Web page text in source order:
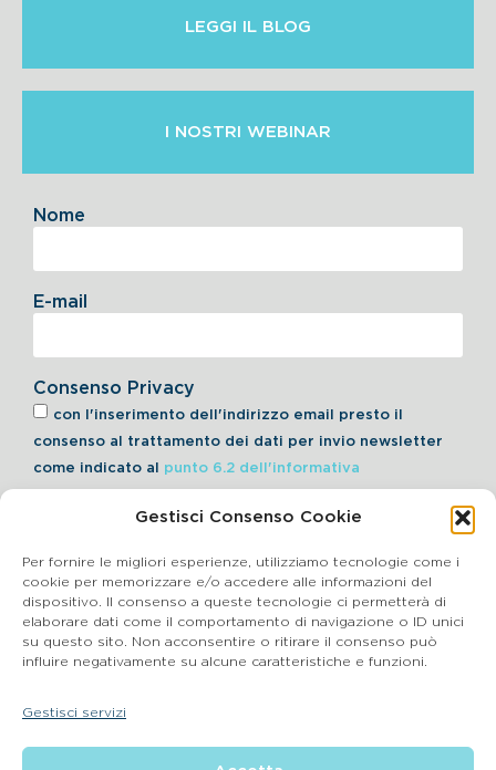
Gestisci Consenso Cookie
Per fornire le migliori esperienze, utilizziamo tecnologie come i
cookie per memorizzare e/o accedere alle informazioni del
dispositivo. Il consenso a queste tecnologie ci permetterà di
elaborare dati come il comportamento di navigazione o ID unici
su questo sito. Non acconsentire o ritirare il consenso può
influire negativamente su alcune caratteristiche e funzioni.
Gestisci servizi
LEGGI IL BLOG
I NOSTRI WEBINAR
Consenso Privacy
con l'inserimento dell'indirizzo email presto il
consenso al trattamento dei dati per invio newsletter
come indicato al punto 6.2 dell'informativa
Nome
E-mail
Iscriviti alla Newsletter
Cookie Policy